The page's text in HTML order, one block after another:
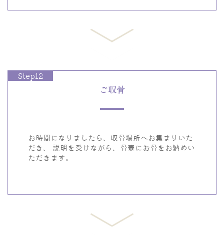
Step12
ご収骨
お時間になりましたら、収骨場所へお集まりいた
だき、
説明を受けながら、骨壺にお骨をお納めい
ただきます。